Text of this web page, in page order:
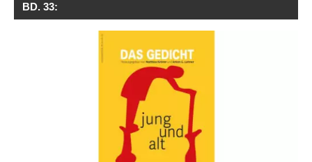
BD. 33: